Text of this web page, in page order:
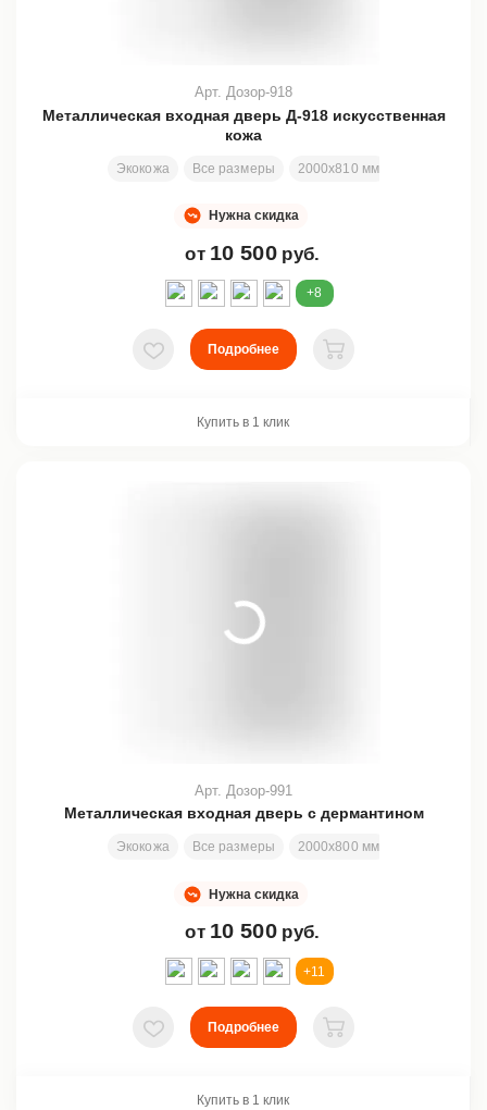
Металлическая входная дверь Д-918 искусственная
кожа
Экокожа Все размеры 2000х810 мм
Арт. Дозор-918
Нужна скидка
от 10 500 руб.
+8
В избранное
Подробнее
В корзину
Купить в 1 клик
Металлическая входная дверь с дермантином
Экокожа Все размеры 2000х800 мм
Арт. Дозор-991
Нужна скидка
от 10 500 руб.
+11
В избранное
Подробнее
В корзину
Купить в 1 клик